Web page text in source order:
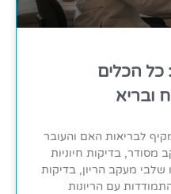
כל הכלים
ובריא
לבריאות האם והעובר
מסודר, בדיקות חיוניות
שלבי מעקב הריון, בדיקות
עם הריונות